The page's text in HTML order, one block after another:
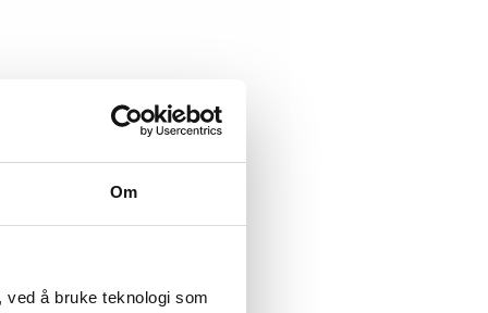
Om
ved å bruke teknologi som